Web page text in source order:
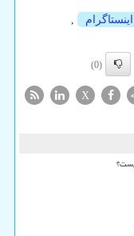
اینستاگرام
,
(0)
X